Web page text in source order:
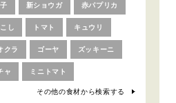
新ショウガ 赤パプリカ
し トマト キュウリ
クラ ゴーヤ ズッキーニ
ャ ミニトマト
その他の食材から検索する